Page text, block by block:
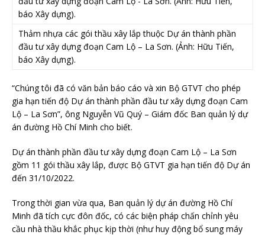
Thảm nhựa các gói thầu xây lắp thuộc Dự án thành phần
đầu tư xây dựng đoạn Cam Lộ – La Sơn. (Ảnh: Hữu Tiến,
báo Xây dựng).
“Chúng tôi đã có văn bản báo cáo và xin Bộ GTVT cho phép
gia hạn tiến độ Dự án thành phần đầu tư xây dựng đoạn Cam
Lộ – La Sơn”, ông Nguyễn Vũ Quý – Giám đốc Ban quản lý dự
án đường Hồ Chí Minh cho biết.
Dự án thành phần đầu tư xây dựng đoạn Cam Lộ – La Sơn
gồm 11 gói thầu xây lắp, được Bộ GTVT gia hạn tiến độ Dự án
đến 31/10/2022.
Trong thời gian vừa qua, Ban quản lý dự án đường Hồ Chí
Minh đã tích cực đôn đốc, có các biện pháp chấn chỉnh yêu
cầu nhà thầu khắc phục kịp thời (như huy động bổ sung máy